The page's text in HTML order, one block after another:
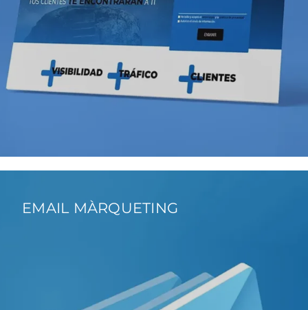
EMAIL MÀRQUETING